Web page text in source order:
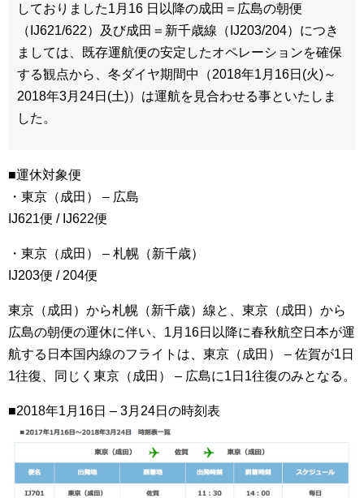
しておりました1月16 日以降の成田＝広島の朝便
（IJ621/622）及び成田＝新千歳線（IJ203/204）につき
ましては、既存運航便の安定したオペレーションを確保
する観点から、冬ダイヤ期間中（2018年1月16日(火)～
2018年3月24日(土)）は運航を見合わせる事といたしま
した。
■運休対象便
・東京（成田） – 広島
IJ621便 / IJ622便
・東京（成田） – 札幌（新千歳）
IJ203便 / 204便
東京（成田）から札幌（新千歳）線と、東京（成田）から
広島の朝便の運休に伴い、1月16日以降に春秋航空日本が運
航する日本国内線のフライトは、東京（成田） – 佐賀が1日
1往復、同じく東京（成田） – 広島に1日1往復のみとなる。
■2018年1月16日 – 3月24日の時刻表